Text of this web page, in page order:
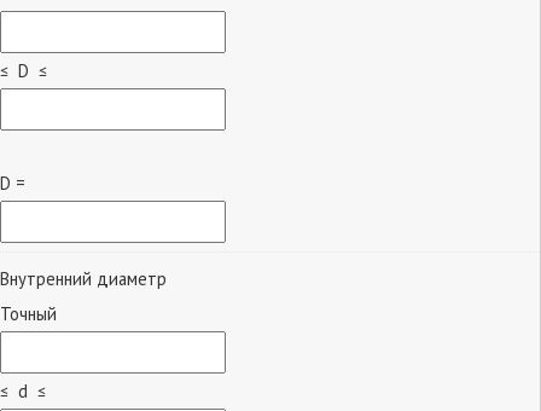
≤ D ≤
D =
Внутренний диаметр
Точный
≤ d ≤